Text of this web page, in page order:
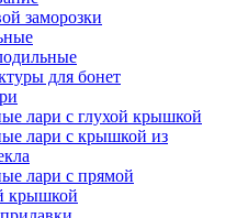
заморозки
для бонет
лари с глухой крышкой
лари с крышкой из
лари с прямой
крышкой